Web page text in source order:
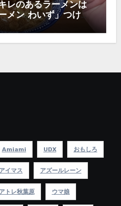
レのあるラーメンは
メン わいず」つけ麺
Amiami UDX おもしろ
アイマス アズールレーン
アトレ秋葉原 ウマ娘